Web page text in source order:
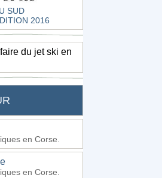
SUD
2016
du jet ski en
en Corse.
en Corse.